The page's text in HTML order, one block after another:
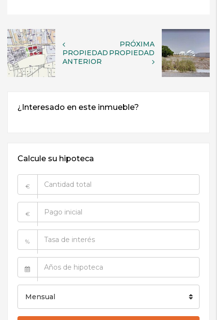
PROPIEDAD
ANTERIOR
PRÓXIMA
PROPIEDAD
Calcule su hipoteca
€
€
%
Mensual